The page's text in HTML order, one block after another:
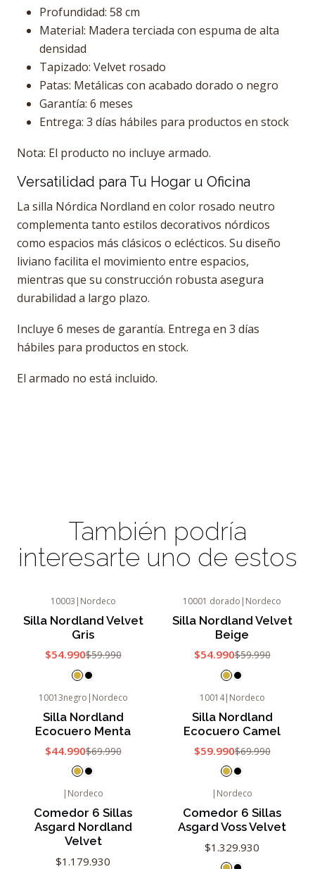
Profundidad: 58 cm
Material: Madera terciada con espuma de alta
densidad
Tapizado: Velvet rosado
Patas: Metálicas con acabado dorado o negro
Garantía: 6 meses
Entrega: 3 días hábiles para productos en stock
Nota: El producto no incluye armado.
Versatilidad para Tu Hogar u Oficina
La silla Nórdica Nordland en color rosado neutro
complementa tanto estilos decorativos nórdicos
como espacios más clásicos o eclécticos. Su diseño
liviano facilita el movimiento entre espacios,
mientras que su construcción robusta asegura
durabilidad a largo plazo.
Incluye 6 meses de garantía. Entrega en 3 días
hábiles para productos en stock.
El armado no está incluido.
También podría
interesarte uno de estos
10003 | Nordeco
Silla Nordland Velvet
Gris
$54.990$59.990
10001 dorado | Nordeco
Silla Nordland Velvet
Beige
$54.990$59.990
10013negro | Nordeco
Silla Nordland
Ecocuero Menta
$44.990$69.990
Agotado
10014| Nordeco
Silla Nordland
Ecocuero Camel
$59.990$69.990
| Nordeco
Comedor 6 Sillas
Asgard Nordland
Velvet
$1.179.930
| Nordeco
Comedor 6 Sillas
Asgard Voss Velvet
$1.329.930